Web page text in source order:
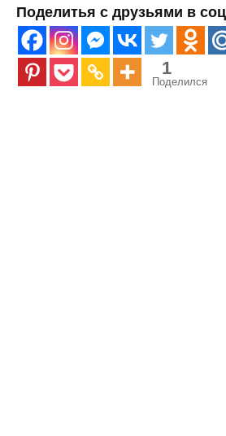
Поделитья с друзьями в
1
Поделился